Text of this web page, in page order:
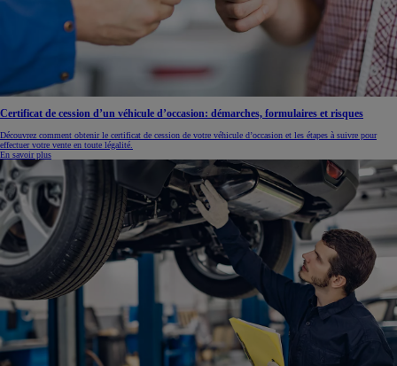
Certificat de cession d’un véhicule d’occasion: démarches, formulaires et risques
Découvrez comment obtenir le certificat de cession de votre véhicule d’occasion et les étapes à suivre pour
effectuer votre vente en toute légalité.
En savoir plus